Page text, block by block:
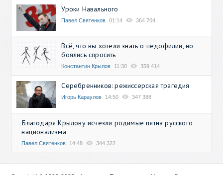
Уроки Навального
Павел Святенков 01:14 364 704
Всё, что вы хотели знать о педофилии, но
боялись спросить
Константин Крылов 11:30 359 414
Серебренников: режиссерская трагедия
Игорь Караулов 14:50 347 388
Благодаря Крылову исчезли родимые пятна русского
национализма
Павел Святенков 14:48 344 322